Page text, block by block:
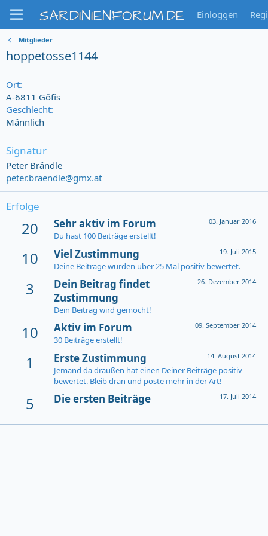
SARDINIENFORUM.DE Einloggen
Mitglieder
hoppetosse1144
Ort
A-6811 Göfis
Geschlecht
Männlich
Signatur
Peter Brändle
peter.braendle@gmx.at
Erfolge
20 03. Januar 2016
Sehr aktiv im Forum
Du hast 100 Beiträge erstellt!
10 19. Juli 2015
Viel Zustimmung
Deine Beiträge wurden über 25 Mal positiv bewertet.
3 26. Dezember 2014
Dein Beitrag findet
Zustimmung
Dein Beitrag wird gemocht!
10 09. September 2014
Aktiv im Forum
30 Beiträge erstellt!
1 14. August 2014
Erste Zustimmung
Jemand da draußen hat einen Deiner Beiträge positiv
bewertet. Bleib dran und poste mehr in der Art!
5 17. Juli 2014
Die ersten Beiträge